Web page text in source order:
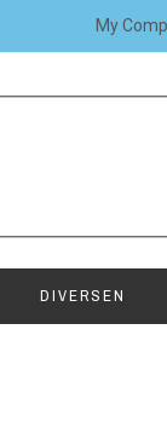
My
DIVERSEN